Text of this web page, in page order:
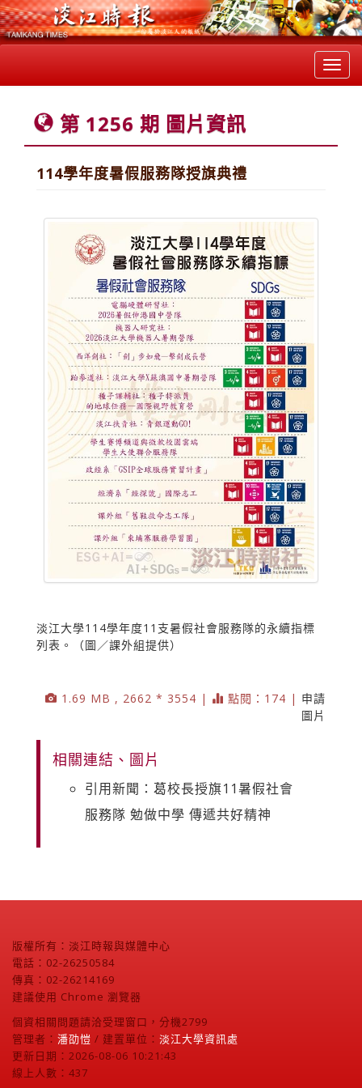
第 1256 期 圖片資訊
114學年度暑假服務隊授旗典禮
淡江大學114學年度11支暑假社會服務隊的永續指標
列表。（圖／課外組提供）
1.69 MB , 2662 * 3554 | 點閱：174 | 申請
圖片
相關連結、圖片
引用新聞：葛校長授旗11暑假社會
服務隊 勉做中學 傳遞共好精神
版權所有：淡江時報與媒體中心
電話：02-26250584
傳真：02-26214169
建議使用 Chrome 瀏覽器
個資相關問題請洽受理窗口，分機2799
管理者： 潘劭愷 / 建置單位： 淡江大學資訊處
更新日期：2026-08-06 10:21:43
線上人數：437